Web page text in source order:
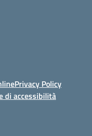
Privacy Policy
di accessibilità